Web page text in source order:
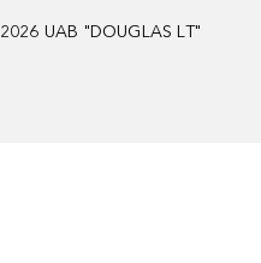
2026 UAB "DOUGLAS LT"